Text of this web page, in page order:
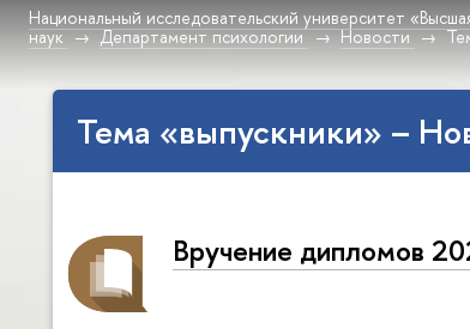
Национальный исследовательский университет
наук
Департамент психологии Новости
Тема «выпускники» –
Вручение дипломов